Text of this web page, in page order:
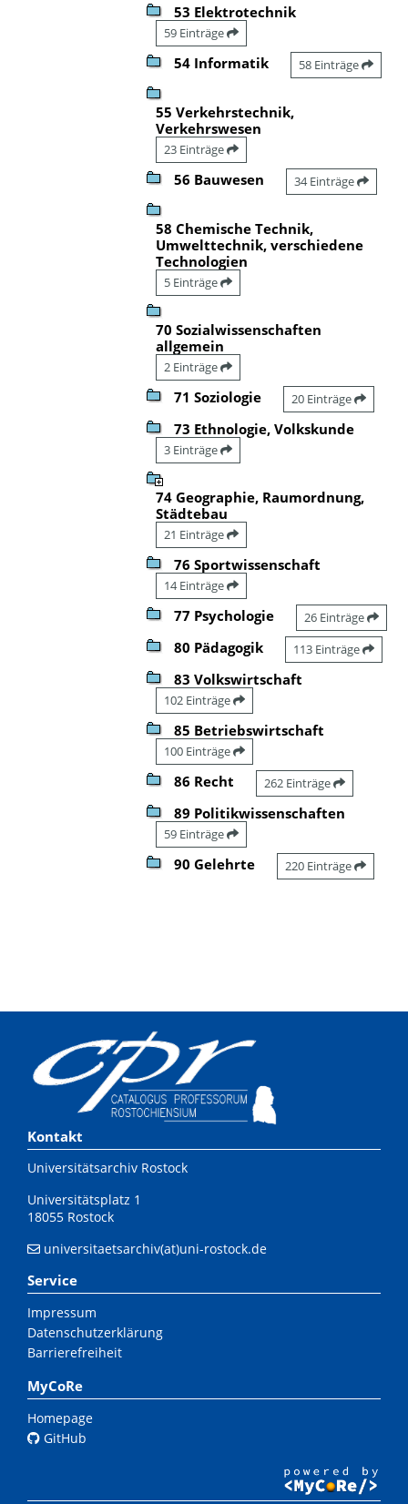
53 Elektrotechnik
59 Einträge
54 Informatik 58 Einträge
55 Verkehrstechnik,
Verkehrswesen
23 Einträge
56 Bauwesen 34 Einträge
58 Chemische Technik,
Umwelttechnik, verschiedene
Technologien
5 Einträge
70 Sozialwissenschaften
allgemein
2 Einträge
71 Soziologie 20 Einträge
73 Ethnologie, Volkskunde
3 Einträge
74 Geographie, Raumordnung,
Städtebau
21 Einträge
76 Sportwissenschaft
14 Einträge
77 Psychologie 26 Einträge
80 Pädagogik 113 Einträge
83 Volkswirtschaft
102 Einträge
85 Betriebswirtschaft
100 Einträge
86 Recht 262 Einträge
89 Politikwissenschaften
59 Einträge
90 Gelehrte 220 Einträge
Kontakt
Universitätsarchiv Rostock
Universitätsplatz 1
18055 Rostock
universitaetsarchiv(at)uni-rostock.de
Service
Impressum
Datenschutzerklärung
Barrierefreiheit
MyCoRe
Homepage
GitHub